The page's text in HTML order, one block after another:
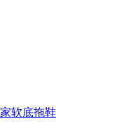
软底拖鞋